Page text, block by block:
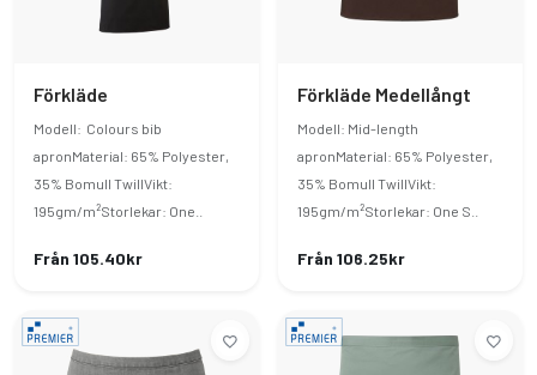
Förkläde
Modell: Colours bib
apronMaterial: 65% Polyester,
35% Bomull TwillVikt:
195gm/m²Storlekar: One..
Från 105.40kr
Förkläde Medellångt
Modell: Mid-length
apronMaterial: 65% Polyester,
35% Bomull TwillVikt:
195gm/m²Storlekar: One S..
Från 106.25kr